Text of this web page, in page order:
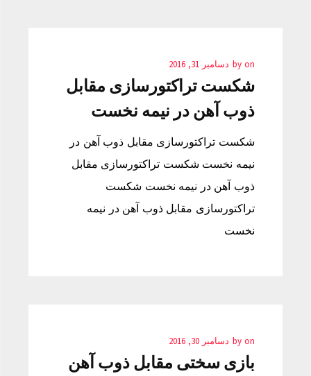
by on دسامبر 31, 2016
شکست تراکتورسازی مقابل
ذوب آهن در نیمه نخست
شکست تراکتورسازی مقابل ذوب آهن در
نیمه نخست شکست تراکتورسازی مقابل
ذوب آهن در نیمه نخست شکست
تراکتورسازی مقابل ذوب آهن در نیمه
نخست
by on دسامبر 30, 2016
بازی سختی مقابل ذوب آهن